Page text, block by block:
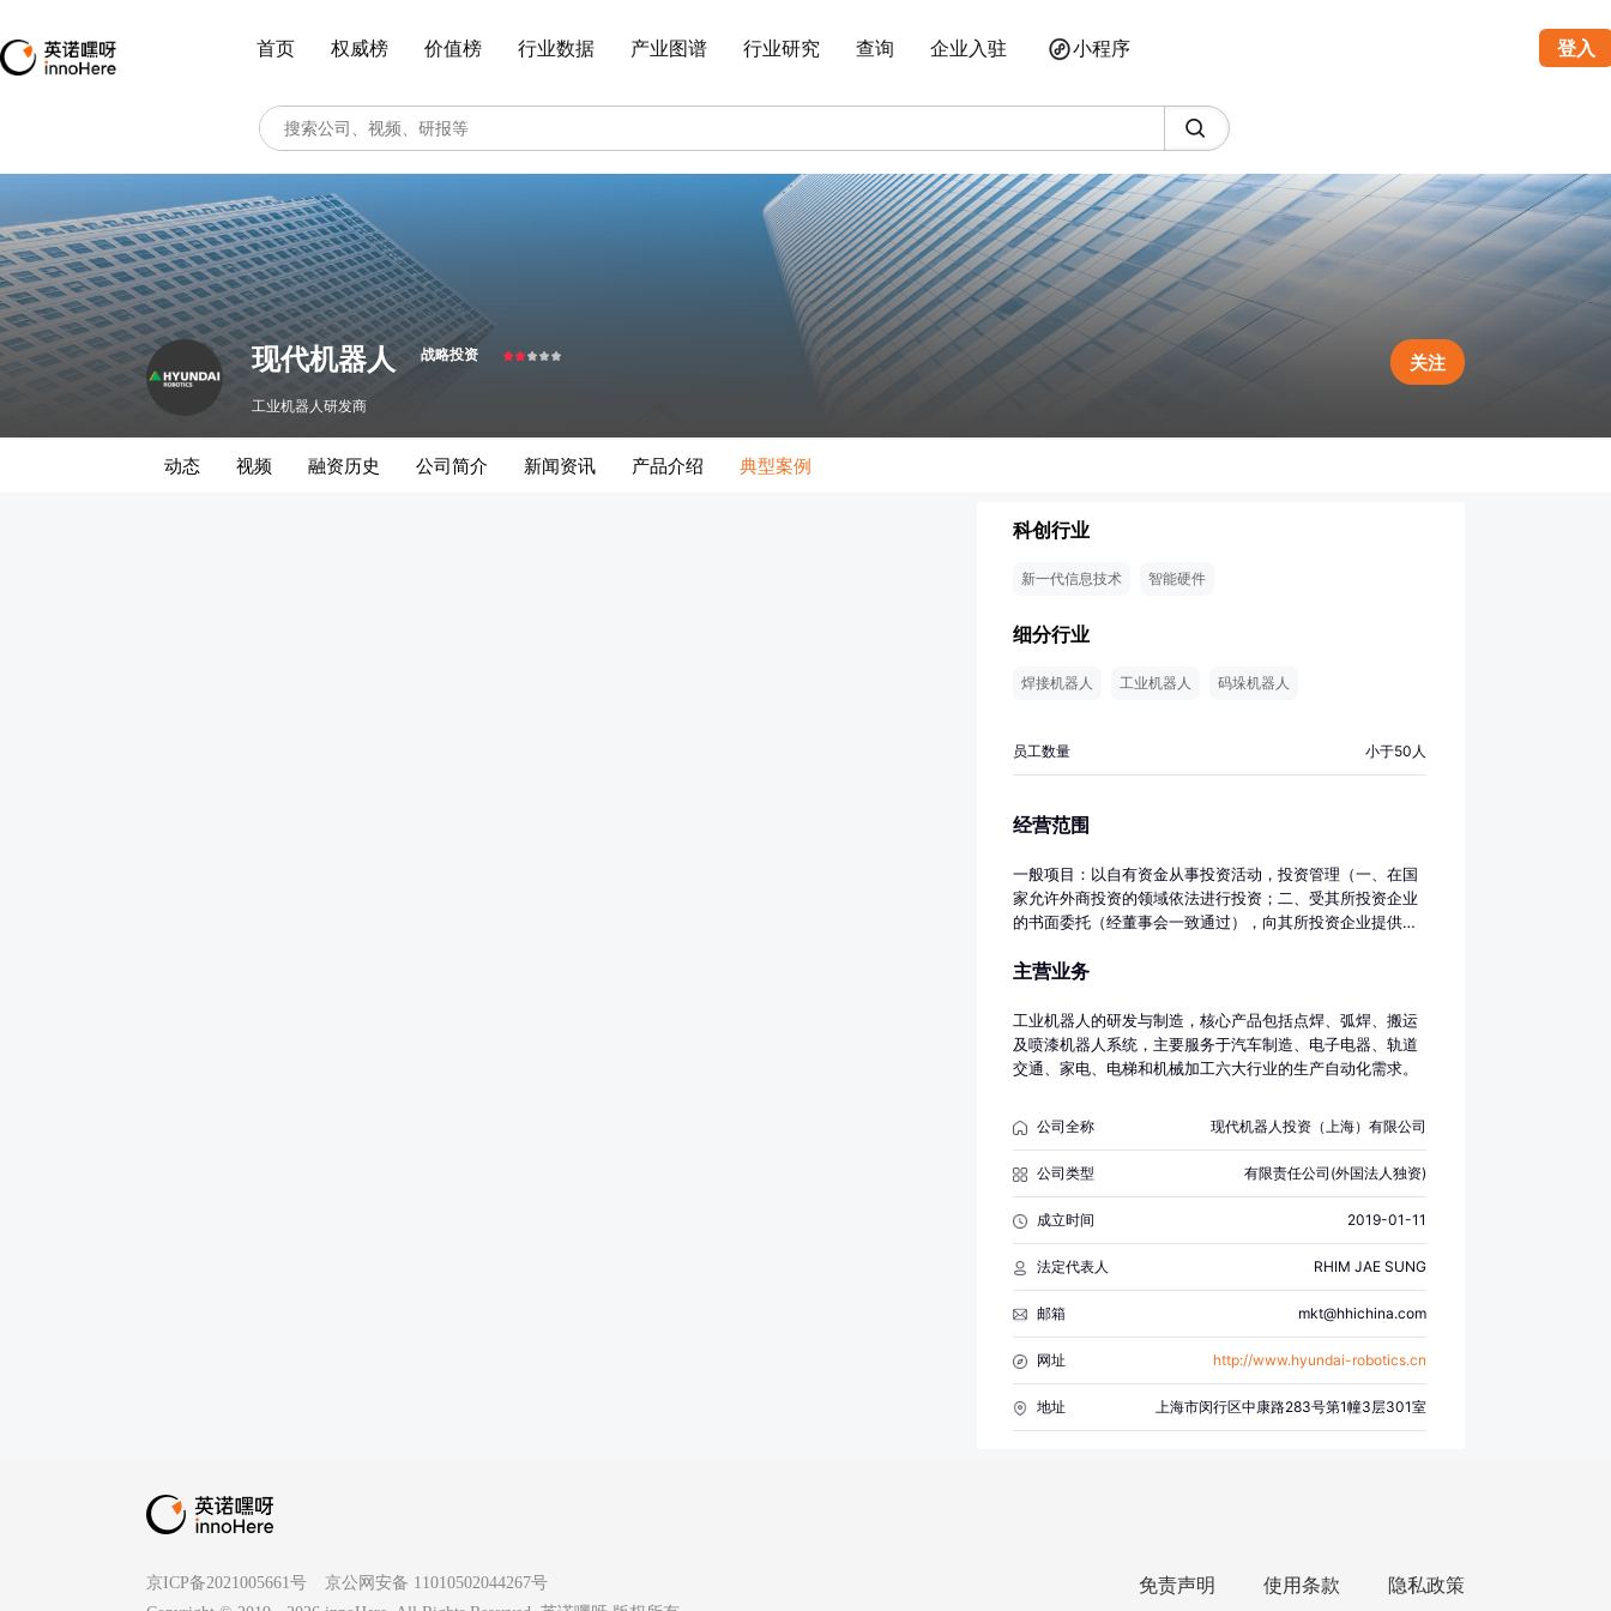
首页 权威榜 价值榜 行业数据 产业图谱 行业研究 查询 企业入驻 小程序 登入
现代机器人 战略投资
工业机器人研发商
关注
动态 视频 融资历史 公司简介 新闻资讯 产品介绍 典型案例
科创行业
新一代信息技术 智能硬件
细分行业
焊接机器人 工业机器人 码垛机器人
员工数量 小于50人
经营范围
一般项目：以自有资金从事投资活动，投资管理（一、在国
家允许外商投资的领域依法进行投资；二、受其所投资企业
的书面委托（经董事会一致通过），向其所投资企业提供下
自用的机器设备、办公设备和生产所需的原材料、元器件、
后服务；2、在外汇管理部门的同意和监督下，在其所投资
企业之间平衡外汇；3、为其所投资企业提供产品生产、销
售和市场开发过程中的技术支持、员工培训、企业内部人事
科技术的研究开发，转让其研究开发成果，并提供相应的技
与其投资有关的市场信息、投资政策等咨询服务；五、承接
其母公司和关联公司的服务外包业务）；工业机器人安装、
维修；智能机器人的研发；人工智能硬件销售；智能机器人
销售；工业机器人销售；服务消费机器人销售；机械设备销
售；五金产品批发；电子产品销售；石油制品销售（不含危
险化学品）；货物进出口；技术进出口；国内贸易代理；贸
询、技术交流、技术转让、技术推广。（除依法须经批准的
主营业务
工业机器人的研发与制造，核心产品包括点焊、弧焊、搬运
及喷漆机器人系统，主要服务于汽车制造、电子电器、轨道
交通、家电、电梯和机械加工六大行业的生产自动化需求。
公司全称 现代机器人投资（上海）有限公司
公司类型 有限责任公司(外国法人独资)
成立时间 2019-01-11
法定代表人 RHIM JAE SUNG
邮箱 mkt@hhichina.com
网址 http://www.hyundai-robotics.cn
地址 上海市闵行区中康路283号第1幢3层301室
京ICP备2021005661号
京公网安备 11010502044267号
免责声明 使用条款 隐私政策